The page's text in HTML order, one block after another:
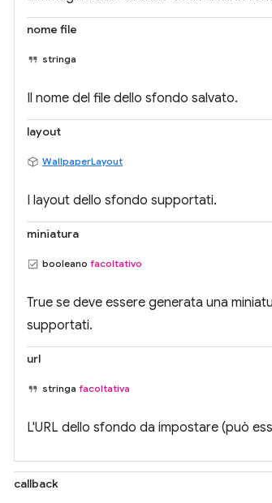
nome file
stringa
Il nome del file dello sfondo salvato.
layout
WallpaperLayout
I layout dello sfondo supportati.
miniatura
booleano facoltativo
True se deve essere generata una
supportati.
url
stringa facoltativa
L'URL dello sfondo da impostare (può
callback